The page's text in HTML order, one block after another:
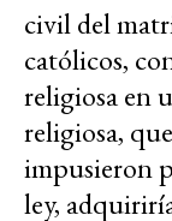
civil del
católicos,
religiosa en
religiosa,
impusieron
ley,